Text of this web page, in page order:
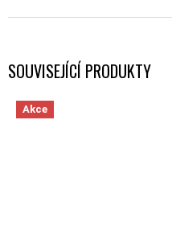
SOUVISEJÍCÍ PRODUKTY
Akce